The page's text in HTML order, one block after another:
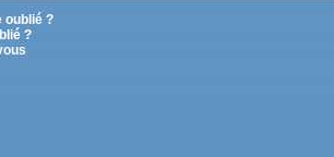
oublié ?
?